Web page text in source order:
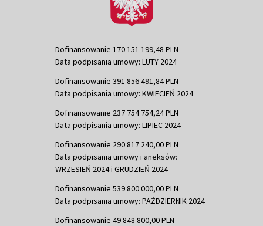
Dofinansowanie 170 151 199,48 PLN
Data podpisania umowy: LUTY 2024
Dofinansowanie 391 856 491,84 PLN
Data podpisania umowy: KWIECIEŃ 2024
Dofinansowanie 237 754 754,24 PLN
Data podpisania umowy: LIPIEC 2024
Dofinansowanie 290 817 240,00 PLN
Data podpisania umowy i aneksów:
WRZESIEŃ 2024 i GRUDZIEŃ 2024
Dofinansowanie 539 800 000,00 PLN
Data podpisania umowy: PAŹDZIERNIK 2024
Dofinansowanie 49 848 800,00 PLN